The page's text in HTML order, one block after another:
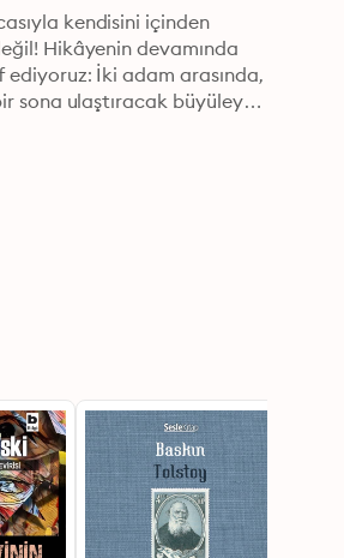
kendisini içinden
Hikâyenin devamında
ediyoruz: İki adam arasında,
sona ulaştıracak büyüleyici